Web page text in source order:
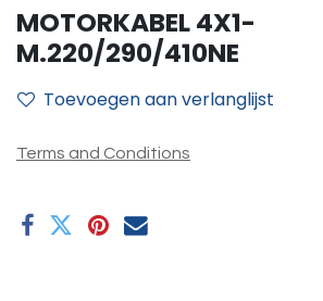
MOTORKABEL 4X1-
M.220/290/410NE
Toevoegen aan verlanglijst
Terms and Conditions